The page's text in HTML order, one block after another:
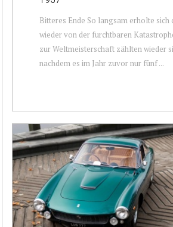
Bitteres Ende So langsam erholte sich
wieder von der furchtbaren
zur Weltmeisterschaft zählten wieder
nachdem es im Jahr zuvor nur fünf ...